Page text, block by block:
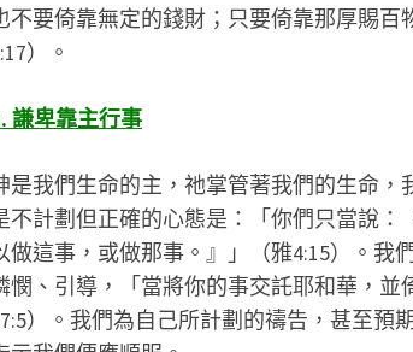
不要倚靠無定的錢財；只要倚靠那厚賜百
）。
謙卑靠主行事
是我們生命的主，祂掌管著我們的生命
不計劃但正確的心態是：「你們只當說
做這事，或做那事。』」（雅4:15）。我
憫、引導，「當將你的事交託耶和華，並
）。我們為自己所計劃的禱告，甚至預